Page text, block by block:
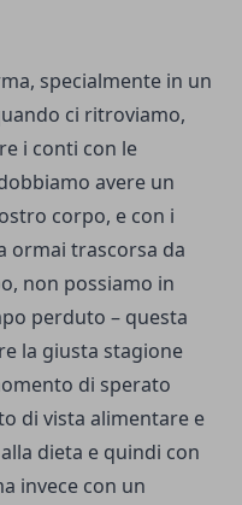
specialmente in un
ci ritroviamo,
i conti con le
avere un
corpo, e con i
ormai trascorsa da
non possiamo in
perduto – questa
la giusta stagione
di sperato
di vista alimentare e
dieta e quindi con
invece con un